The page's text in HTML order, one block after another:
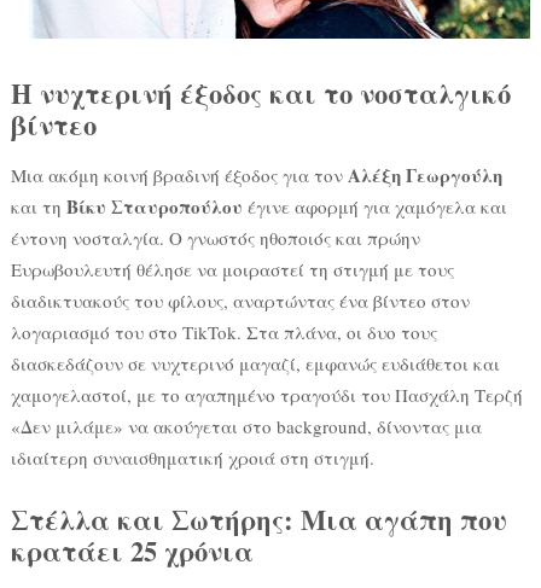
Η νυχτερινή έξοδος και το νοσταλγικό
βίντεο
Μια ακόμη κοινή βραδινή έξοδος για τον Αλέξη Γεωργούλη
και τη Βίκυ Σταυροπούλου έγινε αφορμή για χαμόγελα και
έντονη νοσταλγία. Ο γνωστός ηθοποιός και πρώην
Ευρωβουλευτή θέλησε να μοιραστεί τη στιγμή με τους
διαδικτυακούς του φίλους, αναρτώντας ένα βίντεο στον
λογαριασμό του στο TikTok. Στα πλάνα, οι δυο τους
διασκεδάζουν σε νυχτερινό μαγαζί, εμφανώς ευδιάθετοι και
χαμογελαστοί, με το αγαπημένο τραγούδι του Πασχάλη Τερζή
«Δεν μιλάμε» να ακούγεται στο background, δίνοντας μια
ιδιαίτερη συναισθηματική χροιά στη στιγμή.
Στέλλα και Σωτήρης: Μια αγάπη που
κρατάει 25 χρόνια